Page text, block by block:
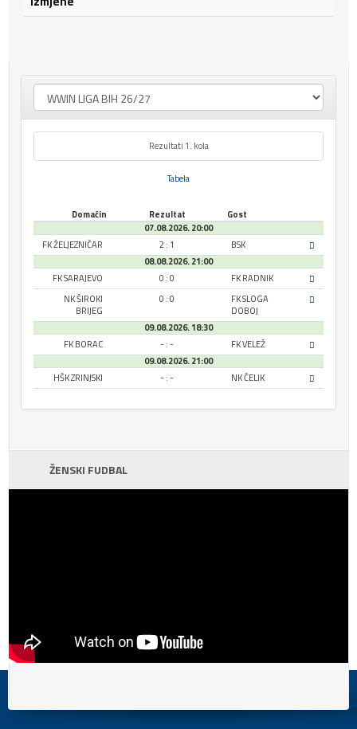
Rezultati 1. kola
Tabela
Domaćin Rezultat
Gost
07.08.2026. 20:00
FK ŽELJEZNIČAR
2 : 1
BSK
08.08.2026. 21:00
FK SARAJEVO
0 : 0
FK RADNIK
NK ŠIROKI
BRIJEG
0 : 0
FK SLOGA
DOBOJ
09.08.2026. 18:30
FK BORAC
- : -
FK VELEŽ
09.08.2026. 21:00
HŠK ZRINJSKI
- : - NK ČELIK
ŽENSKI FUDBAL